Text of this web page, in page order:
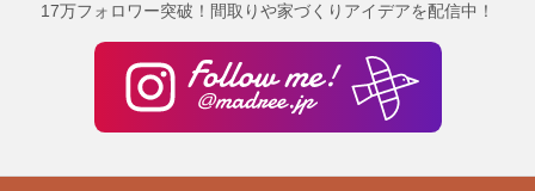
17万フォロワー突破！間取りや家づくりアイデアを配信中！